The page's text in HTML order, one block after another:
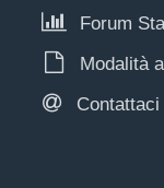
Forum
Modalità
Contattaci